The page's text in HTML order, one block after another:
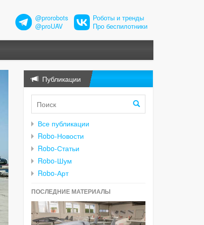
@prorobots
@proUAV
Роботы и тренды
Про беспилотники
Публикации
Все публикации
Robo-Новости
Robo-Статьи
Robo-Шум
Robo-Арт
ПОСЛЕДНИЕ МАТЕРИАЛЫ